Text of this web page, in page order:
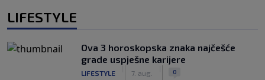
LIFESTYLE
Ova 3 horoskopska znaka najčešće
grade uspješne karijere
LIFESTYLE 7. aug. 0